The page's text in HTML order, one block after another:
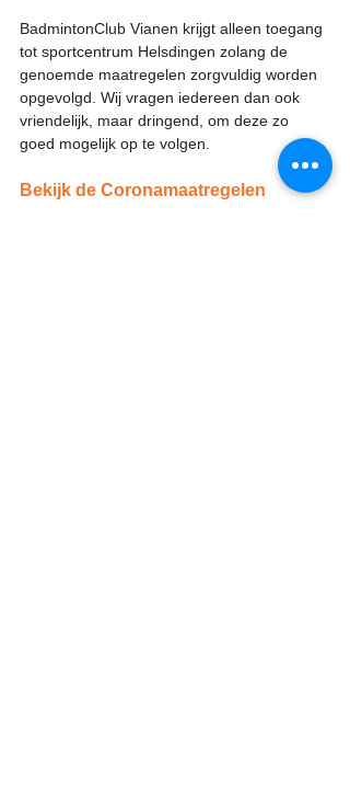
BadmintonClub Vianen krijgt alleen toegang
tot sportcentrum Helsdingen zolang de
genoemde maatregelen zorgvuldig worden
opgevolgd. Wij vragen iedereen dan ook
vriendelijk, maar dringend, om deze zo
goed mogelijk op te volgen.
Bekijk de Coronamaatregelen